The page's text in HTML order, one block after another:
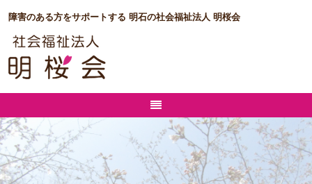
障害のある方をサポートする 明石の社会福祉法人 明桜会